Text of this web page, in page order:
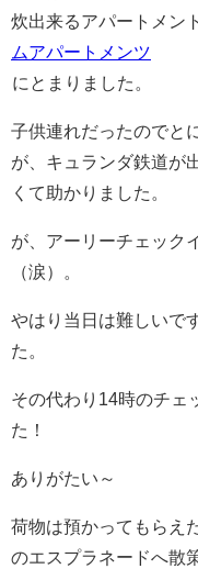
炊出来るアパートメン
ムアパートメンツ
にとまりました。
子供連れだったのでと
が、キュランダ鉄道が
くて助かりました。
が、アーリーチェック
（涙）。
やはり当日は難しいで
た。
その代わり14時のチェ
た！
ありがたい～
荷物は預かってもらえ
のエスプラネードへ散